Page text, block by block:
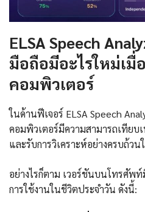
ELSA Speech
มือถือมีอะไรใหม่เมื่
คอมพิวเตอร์
ในด้านฟีเจอร์ ELSA Speech
คอมพิวเตอร์มีความสามารถเทียบ
และรับการวิเคราะห์อย่างครบถ้ว
อย่างไรก็ตาม เวอร์ชันบนโทรศัพ
การใช้งานในชีวิตประจำวัน ดังนี้: